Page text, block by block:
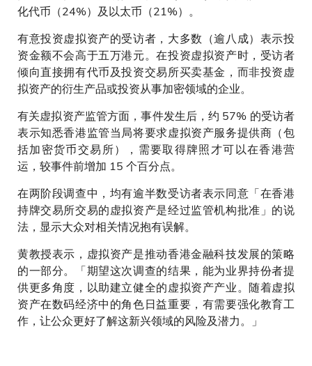
化代币（24%）及以太币（21%）。
有意投资虚拟资产的受访者，大多数（逾八成）表示投
资金额不会高于五万港元。在投资虚拟资产时，受访者
倾向直接拥有代币及投资交易所买卖基金，而非投资虚
拟资产的衍生产品或投资从事加密领域的企业。
有关虚拟资产监管方面，事件发生后，约 57% 的受访者
表示知悉香港监管当局将要求虚拟资产服务提供商（包
括加密货币交易所），需要取得牌照才可以在香港营
运，较事件前增加 15 个百分点。
在两阶段调查中，均有逾半数受访者表示同意「在香港
持牌交易所交易的虚拟资产是经过监管机构批准」的说
法，显示大众对相关情况抱有误解。
黄教授表示，虚拟资产是推动香港金融科技发展的策略
的一部分。「期望这次调查的结果，能为业界持份者提
供更多角度，以助建立健全的虚拟资产产业。随着虚拟
资产在数码经济中的角色日益重要，有需要强化教育工
作，让公众更好了解这新兴领域的风险及潜力。」